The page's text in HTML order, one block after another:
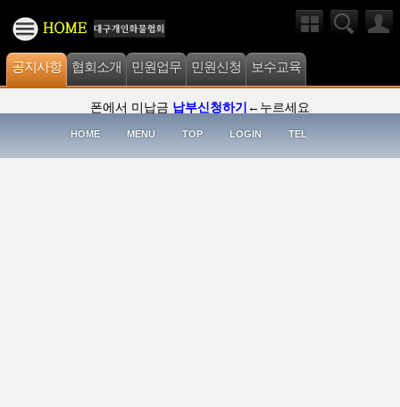
공지사항 협회소개 민원업무 민원신청 보수교육
폰에서 미납금 납부신청하기 ←누르세요
HOME MENU TOP LOGIN TEL